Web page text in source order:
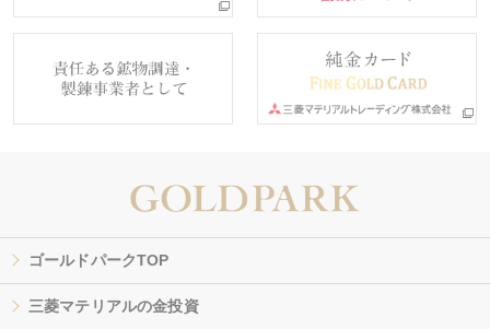
ゴールドパークTOP
三菱マテリアルの金投資